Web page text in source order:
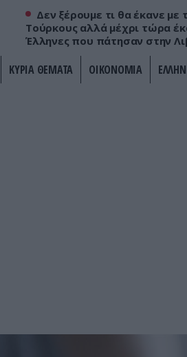
Δεν ξέρουμε τι θα έκανε με
Τούρκους αλλά μέχρι τώρα
Έλληνες που πάτησαν στην
ΚΥΡΙΑ ΘΕΜΑΤΑ ΟΙΚΟΝΟΜΙΑ